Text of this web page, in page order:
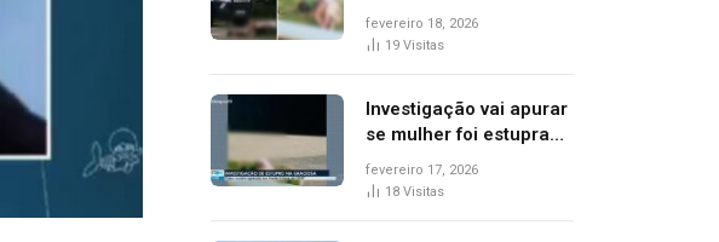
ocorreu em frente à
viatura e base de
fevereiro 18, 2026
19 Visitas
Investigação vai apurar
se mulher foi estuprada
na frente de base da
Guarda Metropolitana
fevereiro 17, 2026
18 Visitas